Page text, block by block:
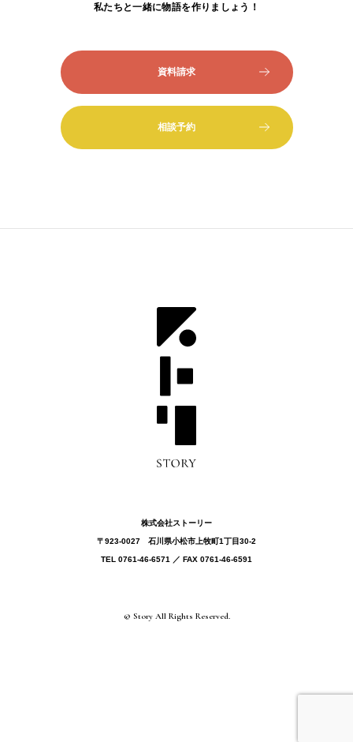
私たちと一緒に物語を作りましょう！
資料請求
相談予約
株式会社ストーリー
〒923-0027 ⽯川県⼩松市上牧町1丁目30-2
TEL 0761-46-6571 ／ FAX 0761-46-6591
© Story All Rights Reserved.